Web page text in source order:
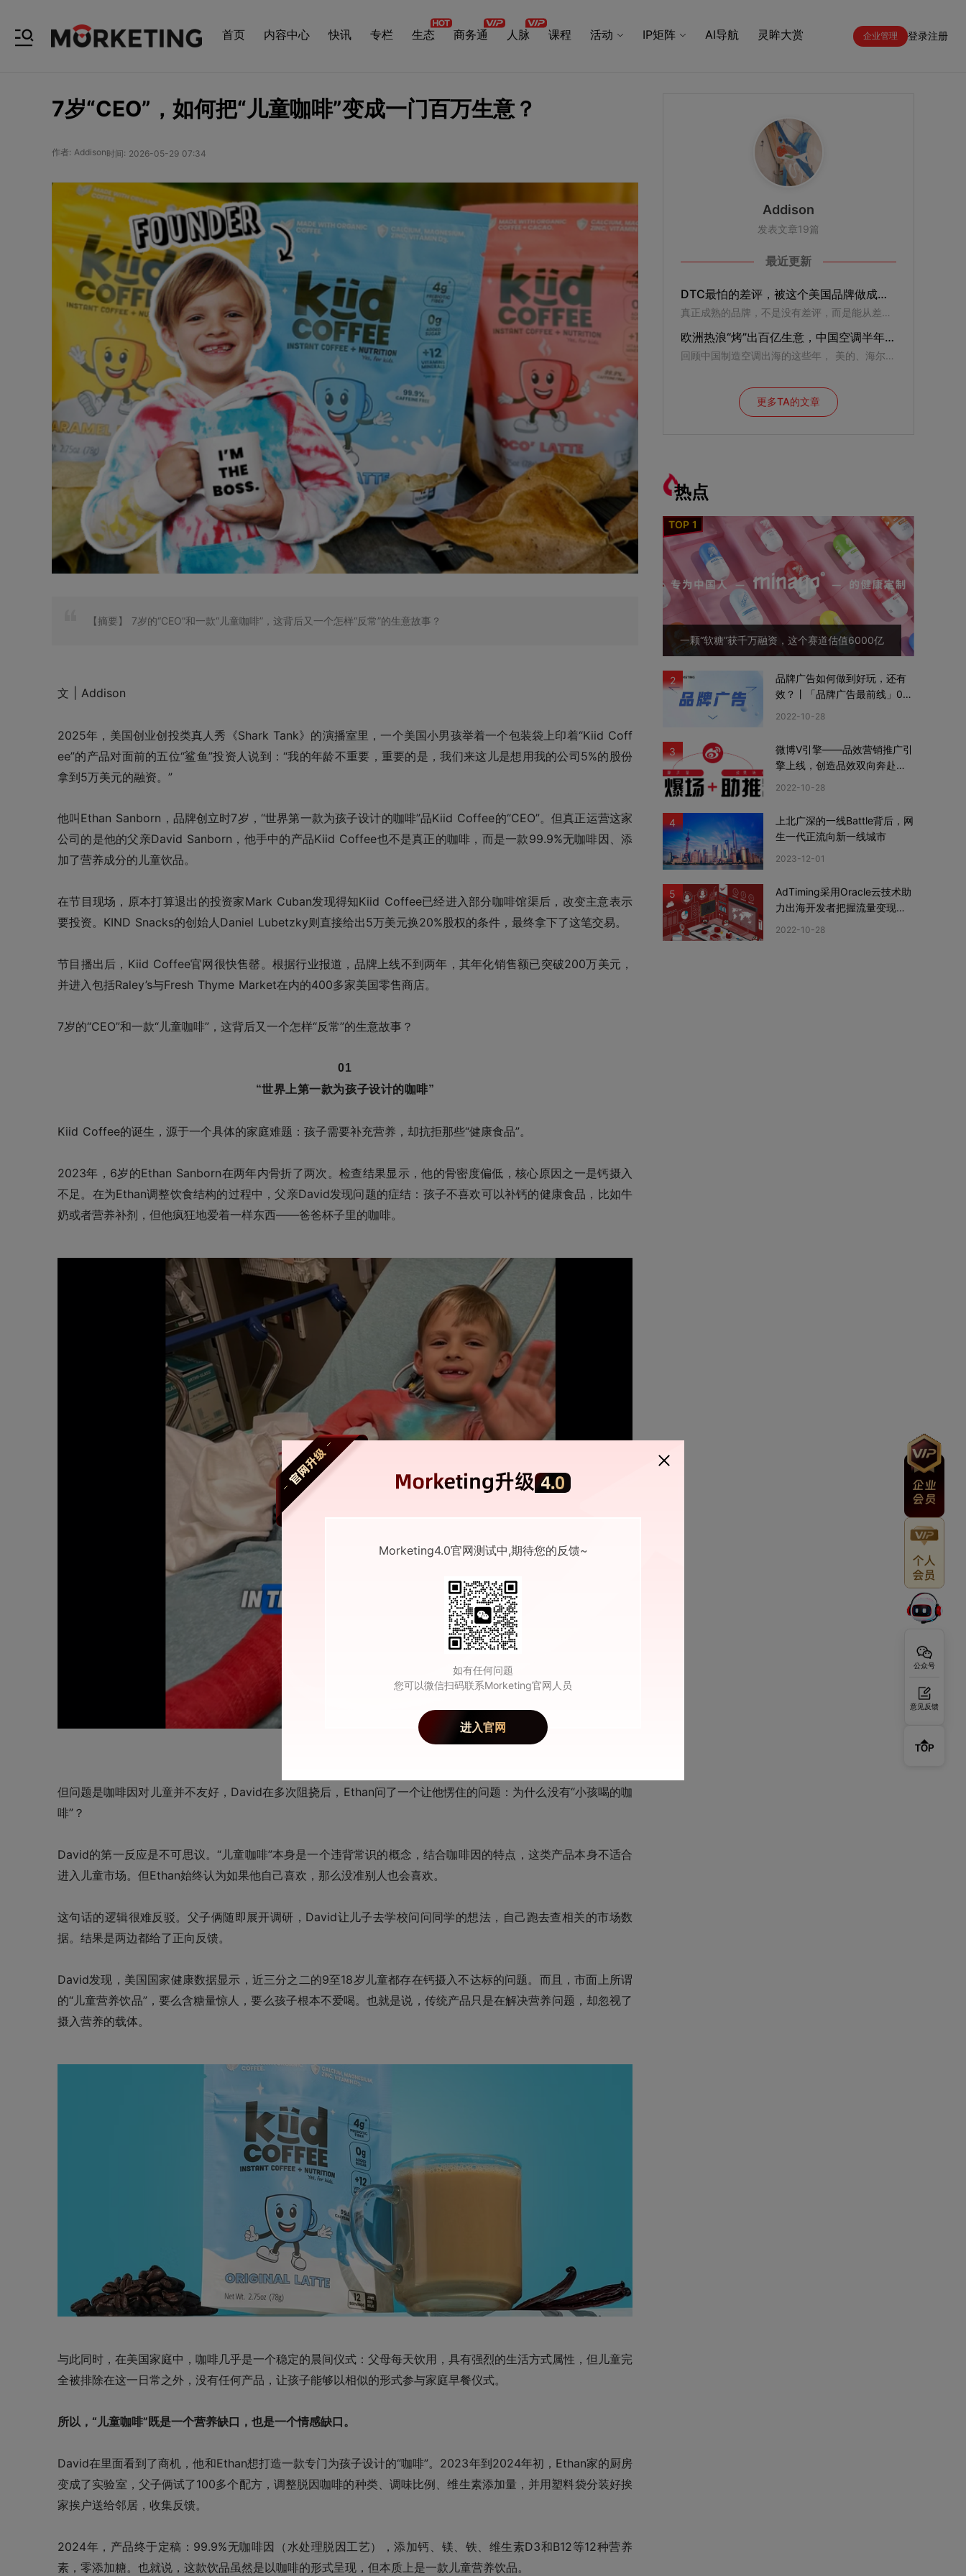
首页 内容中心 快讯 专栏 生态 商务通 人脉 课程 活动 IP矩阵 AI导航 灵眸大赏 企业管理 登录注册
7岁“CEO”，如何把“儿童咖啡”变成一门百万生意？
作者: Addison时间: 2026-05-29 07:34
【摘要】 7岁的“CEO”和一款“儿童咖啡”，这背后又一个怎样“反常”的生意故事？
文 | Addison
2025年，美国创业创投类真人秀《Shark Tank》的演播室里，一个美国小男孩举着一个包装袋上印着“Kiid Coff
ee”的产品对面前的五位“鲨鱼”投资人说到：“我的年龄不重要，重要的是，我们来这儿是想用我的公司5%的股份
拿到5万美元的融资。”
他叫Ethan Sanborn，品牌创立时7岁，“世界第一款为孩子设计的咖啡”品Kiid Coffee的“CEO”。但真正运营这家
公司的是他的父亲David Sanborn，他手中的产品Kiid Coffee也不是真正的咖啡，而是一款99.9%无咖啡因、添
加了营养成分的儿童饮品。
在节目现场，原本打算退出的投资家Mark Cuban发现得知Kiid Coffee已经进入部分咖啡馆渠后，改变主意表示
要投资。KIND Snacks的创始人Daniel Lubetzky则直接给出5万美元换20%股权的条件，最终拿下了这笔交易。
节目播出后，Kiid Coffee官网很快售罄。根据行业报道，品牌上线不到两年，其年化销售额已突破200万美元，
并进入包括Raley’s与Fresh Thyme Market在内的400多家美国零售商店。
7岁的“CEO”和一款“儿童咖啡”，这背后又一个怎样“反常”的生意故事？
01
“世界上第一款为孩子设计的咖啡”
Kiid Coffee的诞生，源于一个具体的家庭难题：孩子需要补充营养，却抗拒那些“健康食品”。
2023年，6岁的Ethan Sanborn在两年内骨折了两次。检查结果显示，他的骨密度偏低，核心原因之一是钙摄入
不足。在为Ethan调整饮食结构的过程中，父亲David发现问题的症结：孩子不喜欢可以补钙的健康食品，比如牛
奶或者营养补剂，但他疯狂地爱着一样东西——爸爸杯子里的咖啡。
但问题是咖啡因对儿童并不友好，David在多次阻挠后，Ethan问了一个让他愣住的问题：为什么没有“小孩喝的咖
啡”？
David的第一反应是不可思议。“儿童咖啡”本身是一个违背常识的概念，结合咖啡因的特点，这类产品本身不适合
进入儿童市场。但Ethan始终认为如果他自己喜欢，那么没准别人也会喜欢。
这句话的逻辑很难反驳。父子俩随即展开调研，David让儿子去学校问问同学的想法，自己跑去查相关的市场数
据。结果是两边都给了正向反馈。
David发现，美国国家健康数据显示，近三分之二的9至18岁儿童都存在钙摄入不达标的问题。而且，市面上所谓
的“儿童营养饮品”，要么含糖量惊人，要么孩子根本不爱喝。也就是说，传统产品只是在解决营养问题，却忽视了
摄入营养的载体。
与此同时，在美国家庭中，咖啡几乎是一个稳定的晨间仪式：父母每天饮用，具有强烈的生活方式属性，但儿童完
全被排除在这一日常之外，没有任何产品，让孩子能够以相似的形式参与家庭早餐仪式。
所以，“儿童咖啡”既是一个营养缺口，也是一个情感缺口。
David在里面看到了商机，他和Ethan想打造一款专门为孩子设计的“咖啡”。2023年到2024年初，Ethan家的厨房
变成了实验室，父子俩试了100多个配方，调整脱因咖啡的种类、调味比例、维生素添加量，并用塑料袋分装好挨
家挨户送给邻居，收集反馈。
2024年，产品终于定稿：99.9%无咖啡因（水处理脱因工艺），添加钙、镁、铁、维生素D3和B12等12种营养
素，零添加糖。也就说，这款饮品虽然是以咖啡的形式呈现，但本质上是一款儿童营养饮品。
Addison
发表文章19篇
最近更新
DTC最怕的差评，被这个美国品牌做成了最值钱的品牌资产
真正成熟的品牌，不是没有差评，而是能从差评里听见下一次增长的方向。
欧洲热浪“烤”出百亿生意，中国空调半年狂卖37亿美元
回顾中国制造空调出海的这些年， 美的、海尔、格力、海信......有人三年磨一款产品，有人十几年布一张渠道网，有人押注技术法规，有人砸钱营销。2026年的欧洲热浪，像一面放大镜，照出了中国空调出海的集体爆发，也照出了各家的出海底牌。
更多TA的文章
热点
一颗“软糖”获千万融资，这个赛道估值6000亿
2
品牌广告如何做到好玩，还有
效？丨「品牌广告最前线」02
2022-10-28
3
微博V引擎——品效营销推广引
擎上线，创造品效双向奔赴新
2022-10-28
4
上北广深的一线Battle背后，网
生一代正流向新一线城市
2023-12-01
5
AdTiming采用Oracle云技术助
力出海开发者把握流量变现新
2022-10-28
公众号
意见反馈
TOP
Morketing4.0官网测试中,期待您的反馈~
如有任何问题
您可以微信扫码联系Morketing官网人员
进入官网